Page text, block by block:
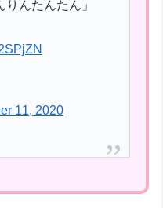
んたんたん」
11, 2020